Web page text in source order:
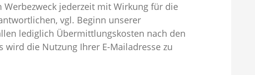
jederzeit mit Wirkung für die
vgl. Beginn unserer
lediglich Übermittlungskosten nach den
wird die Nutzung Ihrer E-Mailadresse zu